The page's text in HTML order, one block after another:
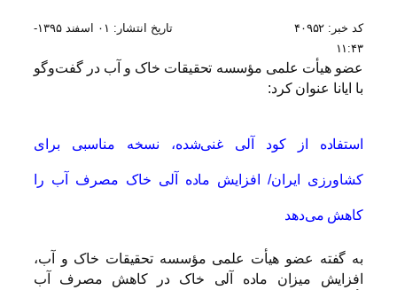
کد خبر: ۴۰۹۵۲ تاریخ انتشار:
۰۱ اسفند ۱۳۹۵-
۱۱:۴۳
عضو هیأت علمی مؤسسه تحقیقات خاک و آب در گفت‌وگو
با ایانا عنوان کرد:
استفاده از کود آلی غنی‌شده، نسخه مناسبی برای
کشاورزی ایران/ افزایش ماده آلی خاک مصرف آب را
کاهش می‌دهد
به گفته عضو هیأت علمی مؤسسه تحقیقات خاک و آب،
افزایش میزان ماده آلی خاک در کاهش مصرف آب